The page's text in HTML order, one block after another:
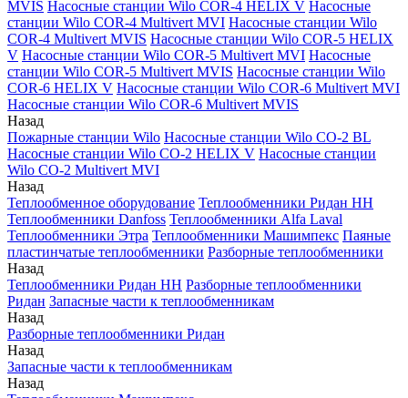
MVIS Насосные станции Wilo COR-4 HELIX V Насосные
станции Wilo COR-4 Multivert MVI Насосные станции Wilo
COR-4 Multivert MVIS Насосные станции Wilo COR-5 HELIX
V Насосные станции Wilo COR-5 Multivert MVI Насосные
станции Wilo COR-5 Multivert MVIS Насосные станции Wilo
COR-6 HELIX V Насосные станции Wilo COR-6 Multivert MVI
Насосные станции Wilo COR-6 Multivert MVIS
Назад
Пожарные станции Wilo Насосные станции Wilo CO-2 BL
Насосные станции Wilo CO-2 HELIX V Насосные станции
Wilo CO-2 Multivert MVI
Назад
Теплообменное оборудование Теплообменники Ридан НН
Теплообменники Danfoss Теплообменники Alfa Laval
Теплообменники Этра Теплообменники Машимпекс Паяные
пластинчатые теплообменники Разборные теплообменники
Назад
Теплообменники Ридан НН Разборные теплообменники
Ридан Запасные части к теплообменникам
Назад
Разборные теплообменники Ридан
Назад
Запасные части к теплообменникам
Назад